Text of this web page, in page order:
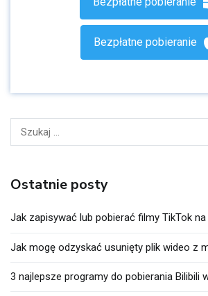
Bezpłatne pobieranie
Szukaj:
Ostatnie posty
Jak zapisywać lub pobierać filmy TikTok
Jak mogę odzyskać usunięty plik wideo z
3 najlepsze programy do pobierania Bilibili